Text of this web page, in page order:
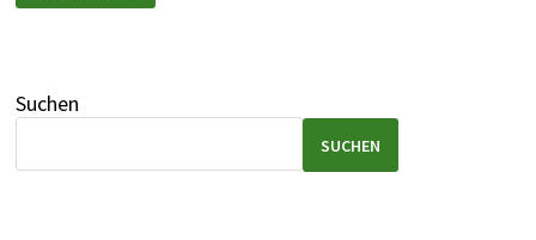
Suchen
SUCHEN